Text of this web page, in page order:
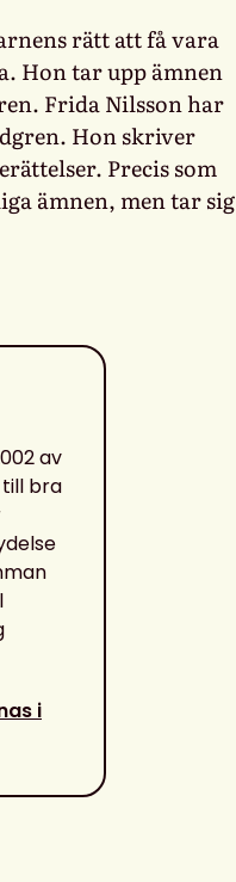
rätt att få vara
Hon tar upp ämnen
Frida Nilsson har
Hon skriver
Precis som
ämnen, men tar sig
av
bra
i